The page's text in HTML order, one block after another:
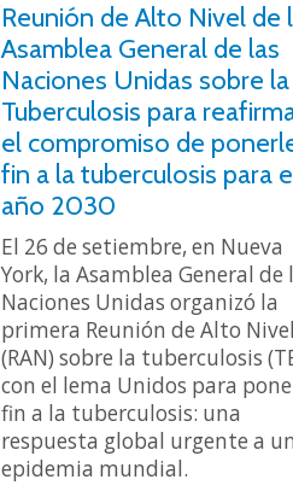
Reunión de Alto Nivel de
Asamblea General de las
Naciones Unidas sobre la
Tuberculosis para
el compromiso de
fin a la tuberculosis para
año 2030
El 26 de setiembre, en Nueva
York, la Asamblea General de
Naciones Unidas organizó la
primera Reunión de Alto
(RAN) sobre la tuberculosis
con el lema Unidos para
fin a la tuberculosis: una
respuesta global urgente a
epidemia mundial.